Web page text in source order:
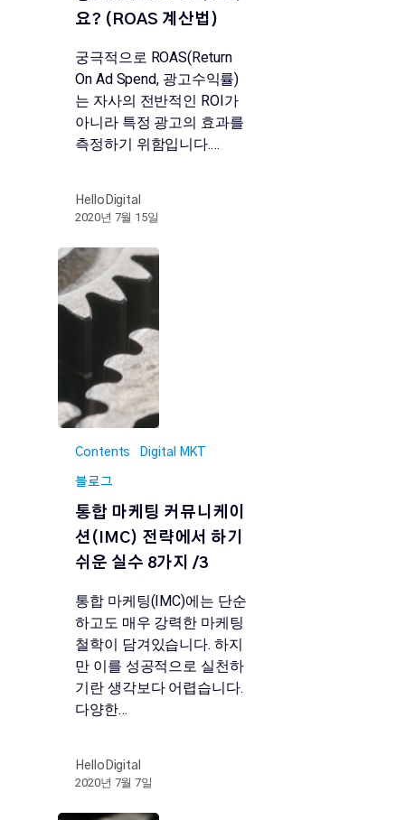
요? (ROAS 계산법)
궁극적으로 ROAS(Return
On Ad Spend, 광고수익률)
는 자사의 전반적인 ROI가
아니라 특정 광고의 효과를
측정하기 위함입니다.…
HelloDigital
2020년 7월 15일
Contents Digital MKT
블로그
통합 마케팅 커뮤니케이
션(IMC) 전략에서 하기
쉬운 실수 8가지 /3
통합 마케팅(IMC)에는 단순
하고도 매우 강력한 마케팅
철학이 담겨있습니다. 하지
만 이를 성공적으로 실천하
기란 생각보다 어렵습니다.
다양한…
HelloDigital
2020년 7월 7일